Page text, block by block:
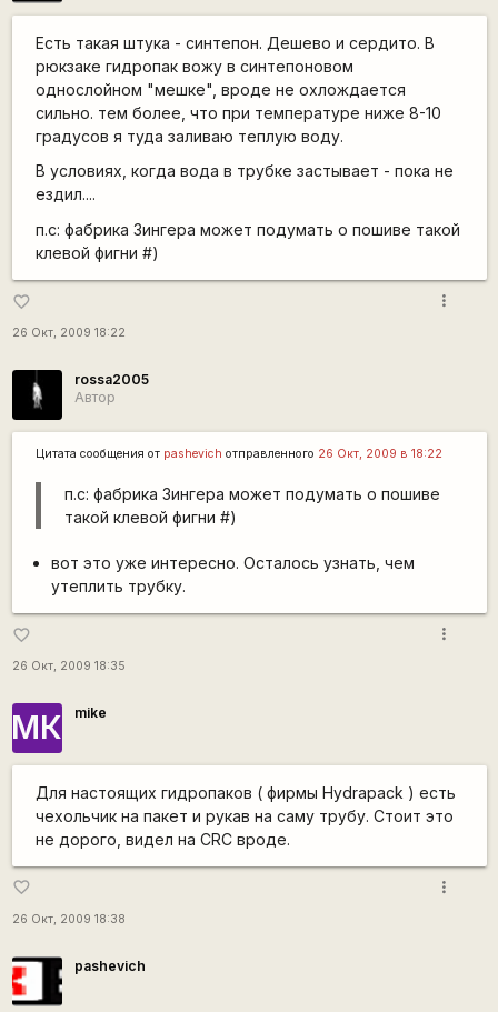
Есть такая штука - синтепон. Дешево и сердито. В
рюкзаке гидропак вожу в синтепоновом
однослойном "мешке", вроде не охлождается
сильно. тем более, что при температуре ниже 8-10
градусов я туда заливаю теплую воду.
В условиях, когда вода в трубке застывает - пока не
ездил....
п.с: фабрика Зингера может подумать о пошиве такой
клевой фигни #)
favorite_border
26 Окт, 2009 18:22
more_vert
rossa2005
Автор
Цитата сообщения от pashevich отправленного 26 Окт, 2009 в 18:22
п.с: фабрика Зингера может подумать о пошиве
такой клевой фигни #)
вот это уже интересно. Осталось узнать, чем
утеплить трубку.
favorite_border
26 Окт, 2009 18:35
more_vert
МК mike
Для настоящих гидропаков ( фирмы Hydrapack ) есть
чехольчик на пакет и рукав на саму трубу. Стоит это
не дорого, видел на CRC вроде.
favorite_border
26 Окт, 2009 18:38
more_vert
pashevich